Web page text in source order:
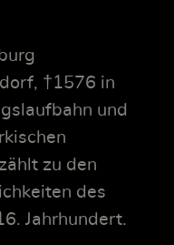
†1576 in
und
zu den
des
Jahrhundert.